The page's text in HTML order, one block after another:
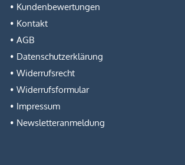
Kundenbewertungen
Kontakt
AGB
Datenschutzerklärung
Widerrufsrecht
Widerrufsformular
Impressum
Newsletteranmeldung